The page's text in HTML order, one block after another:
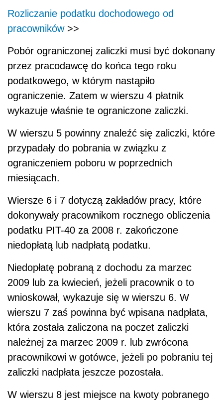
Rozliczanie podatku dochodowego od
pracowników>>
Pobór ograniczonej zaliczki musi być dokonany
przez pracodawcę do końca tego roku
podatkowego, w którym nastąpiło
ograniczenie. Zatem w wierszu 4 płatnik
wykazuje właśnie te ograniczone zaliczki.
W wierszu 5 powinny znaleźć się zaliczki, które
przypadały do pobrania w związku z
ograniczeniem poboru w poprzednich
miesiącach.
Wiersze 6 i 7 dotyczą zakładów pracy, które
dokonywały pracownikom rocznego obliczenia
podatku PIT-40 za 2008 r. zakończone
niedopłatą lub nadpłatą podatku.
Niedopłatę pobraną z dochodu za marzec
2009 lub za kwiecień, jeżeli pracownik o to
wnioskował, wykazuje się w wierszu 6. W
wierszu 7 zaś powinna być wpisana nadpłata,
która została zaliczona na poczet zaliczki
należnej za marzec 2009 r. lub zwrócona
pracownikowi w gotówce, jeżeli po pobraniu tej
zaliczki nadpłata jeszcze pozostała.
W wierszu 8 jest miejsce na kwoty pobranego